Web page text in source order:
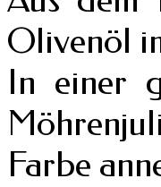
Olivenöl
In einer
Farbe